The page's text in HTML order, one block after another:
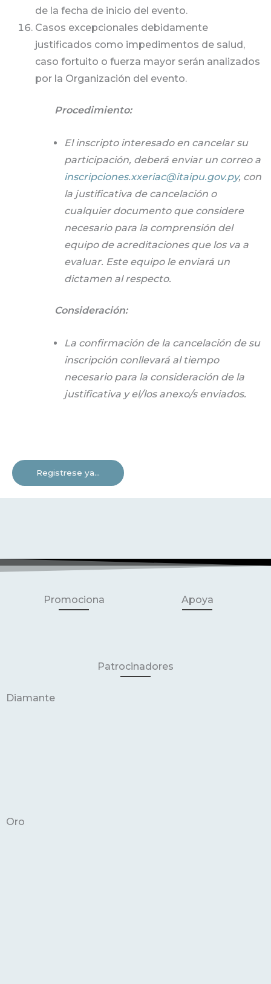
de la fecha de inicio del evento.
Casos excepcionales debidamente
justificados como impedimentos de salud,
caso fortuito o fuerza mayor serán analizados
por la Organización del evento.
Procedimiento:
El inscripto interesado en cancelar su
participación, deberá enviar un correo a
inscripciones.xxeriac@itaipu.gov.py, con
la justificativa de cancelación o
cualquier documento que considere
necesario para la comprensión del
equipo de acreditaciones que los va a
evaluar. Este equipo le enviará un
dictamen al respecto.
Consideración:
La confirmación de la cancelación de su
inscripción conllevará al tiempo
necesario para la consideración de la
justificativa y el/los anexo/s enviados.
Registrese ya...
Promociona Apoya
Patrocinadores
Diamante
Oro